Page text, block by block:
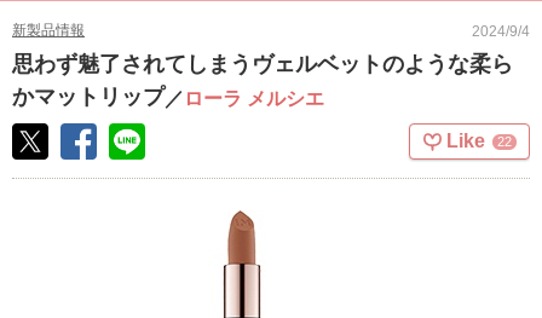
新製品情報 2024/9/4
思わず魅了されてしまうヴェルベットのような柔ら
かマットリップ／ ローラ メルシエ
Like 22